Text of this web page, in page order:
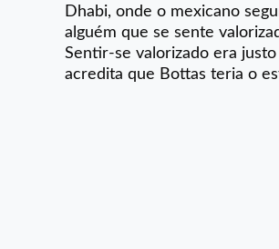
Dhabi, onde o mexicano
alguém que se sente
Sentir-se valorizado era
acredita que Bottas teria o